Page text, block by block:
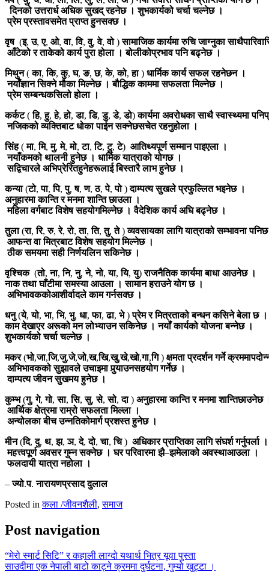
दिनको उत्तरार्ध अधिक सुखद् रहनेछ । शुभकार्यको चर्चा चल्नेछ ।
प्रेम प्रस्तावसमेत प्राप्त हुनसक्छ ।
वृष(इ,उ,ए, ओ,वा,वि,वु,वे,वो)सामाजिक कार्यमा रुचि जाग्नुका साथै
आँटेको र ताकेको कार्य पुरा होला । बोलीकोप्रभाव पनि बढ्नेछ ।
मिथुन(का,कि,कु,घ,ङ,छ,के,को,हा) धार्मिक कार्य सफल रहनेछन ।
नयाँज्ञान सिक्ने मौका मिल्नेछ । बौद्धिक काममा सफलता मिल्नेछ ।
प्रेम सम्बन्धकसिलो होला ।
कर्कट(हि,हु,हे,हो,डा,डि,डु,डे,डो)कार्यमा अवरोधका साथै स्वास्थ्यमा पनि
नजिकको व्यक्तिबाट धोका पाईन सक्नेछसचेत रहनुहोला ।
सिंह(मा,मि,मु,मे,मो,टा,टि,टु,टे) आतिथ्यपूर्ण सम्मान पाइएला ।
नयाँकमको थालनी हुनेछ । धार्मिक यात्राको योगछ ।
सद्विचारले अभिप्रेरितहुनेहरूलाई बिस्तारै लाभ हुनेछ ।
कन्या(टो,पा,पि,पु,ष,ण,ठ,पे,पो)दाम्पत्य सुखले प्रफुल्लित भइनेछ ।
अनुहारमा कान्ति र मनमा शान्ति छाउला ।
महिला वर्गबाट विशेष सहयोगमिल्नेछ । वैदेशिक कार्य अघि बढ्नेछ ।
तुला(रा,रि,रु,रे,रो,ता,ति,तु,ते)व्यवसायका लागि यात्राको सम्भावना पनिछ
आफन्त वा मित्रबाट विशेष सहयोग मिल्नेछ ।
ठीक समयमा सही निर्णयलिन सकिनेछ ।
वृश्चिक(तो,ना,नि,नु,ने,नो,या,यि,यु)राजनैतिक कार्यमा बाधा आउनेछ ।
नाक तथा घाँटीमा समस्या आउला । सामान हराउने योग छ ।
अभिभावककोआशीर्वादले काम गर्नसक्छ ।
धनु(ये,यो, भा,भि, भु, धा,फा,ढा, भे)प्रेम र मित्रताको बन्धन कसिने बेला छ ।
काम देखाएर अरूको मन लोभ्याउन सकिनेछ । नयाँ कार्यको योजना बन्नेछ ।
शुभकार्यको चर्चा चल्नेछ ।
मकर(भो,जा,जि,जु,जे,जो,ख,खि,खु,खे,खो,गा,गि) क्षमता प्रदर्शन गर्ने क्रममा
अभिभावकको सुझावले उचाइमा पुर्‍याउनसहयोग गर्नेछ ।
दाम्पत्य जीवन सुखमय हुनेछ ।
कुम्भ(गु,गे,गो,सा,सि,सु,से,सो,दा) अनुहारमा कान्ति र मनमा शान्तिछाउनेछ
आर्थिक क्षेत्रमा राम्रो सफलता मिल्ला ।
अन्योलका बीच उन्नतिकोमार्ग प्रशस्त हुनेछ ।
मीन(दि,दु, थ,झ,ञ,दे,दो,चा,चि) अधिकार प्राप्तिका लागि संघर्श गर्नुपर्ला ।
महत्त्वपूर्ण अवसर गुम्न सक्नेछ । घर परिवारमा झै–झमेलाको अवस्थाआउला ।
फलदायी यात्रा नहोला ।
–ज्यो.प.नारायणप्रसाद दुलाल
Posted inकला /जीवनशैली,समाज
Post navigation
“मेरो स्मार्ट सिटि” र कहाली लाग्दो यथार्थ भित्र यूवा पुस्ता
साउदीमा एक नेपाली बाटो काट्ने क्रममा दुर्घटना, गुम्यो खुट्टा ।